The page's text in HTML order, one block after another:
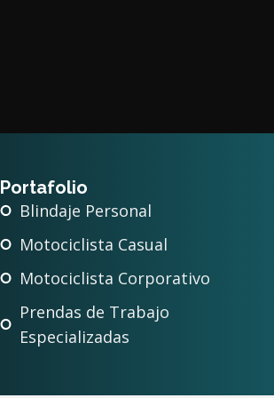
Portafolio
Blindaje Personal
Motociclista Casual
Motociclista Corporativo
Prendas de Trabajo
Especializadas